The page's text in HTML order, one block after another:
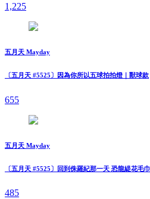
1,225
五月天 Mayday
〔五月天 #5525〕因為你所以五球拍拍燈｜獸球款
655
五月天 Mayday
〔五月天 #5525〕回到侏羅紀那一天 恐龍緹花毛巾
485